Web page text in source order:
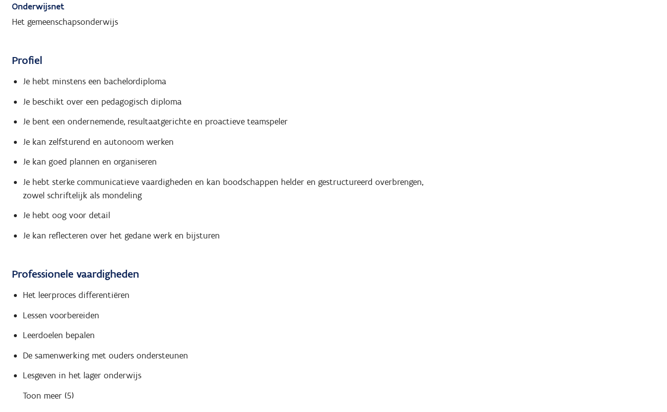
Onderwijsnet
Het gemeenschapsonderwijs
Profiel
Je hebt minstens een bachelordiploma
Je beschikt over een pedagogisch diploma
Je bent een ondernemende, resultaatgerichte en proactieve teamspeler
Je kan zelfsturend en autonoom werken
Je kan goed plannen en organiseren
Je hebt sterke communicatieve vaardigheden en kan boodschappen helder en gestructureerd overbrengen,
zowel schriftelijk als mondeling
Je hebt oog voor detail
Je kan reflecteren over het gedane werk en bijsturen
Professionele vaardigheden
Het leerproces differentiëren
Lessen voorbereiden
Leerdoelen bepalen
De samenwerking met ouders ondersteunen
Lesgeven in het lager onderwijs
Toon meer (5)